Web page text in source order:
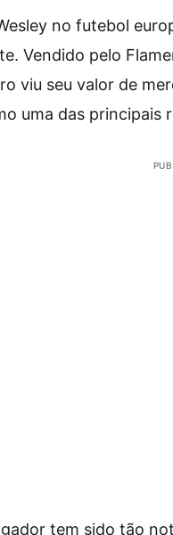
no futebol
Vendido pelo
viu seu valor de
uma das principais
tem sido tão